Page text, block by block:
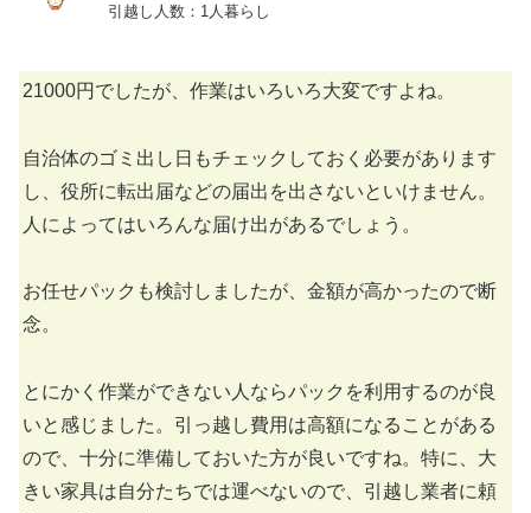
引越し人数：1人暮らし
21000円でしたが、作業はいろいろ大変ですよね。
自治体のゴミ出し日もチェックしておく必要があります
し、役所に転出届などの届出を出さないといけません。
人によってはいろんな届け出があるでしょう。
お任せパックも検討しましたが、金額が高かったので断
念。
とにかく作業ができない人ならパックを利用するのが良
いと感じました。引っ越し費用は高額になることがある
ので、十分に準備しておいた方が良いですね。特に、大
きい家具は自分たちでは運べないので、引越し業者に頼